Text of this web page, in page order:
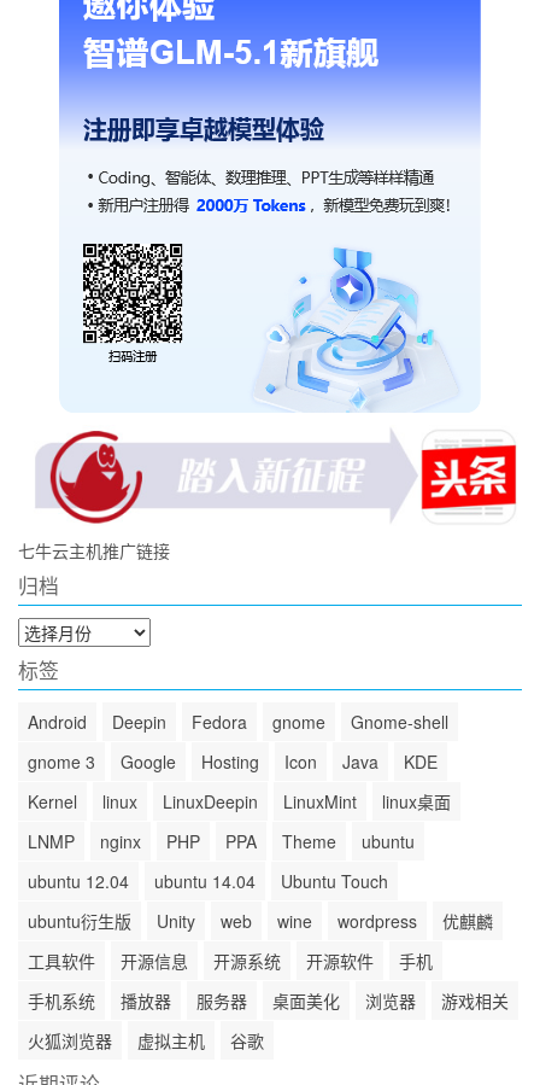
七牛云主机推广链接
归档
归
档
标签
Android Deepin Fedora gnome
Gnome-shell
gnome 3
Google Hosting Icon Java
KDE
Kernel
linux LinuxDeepin LinuxMint
linux桌面
LNMP
nginx PHP PPA Theme
ubuntu
ubuntu 12.04
ubuntu 14.04
Ubuntu Touch
ubuntu衍生版
Unity web wine wordpress
优麒麟
工具软件
开源信息 开源系统 开源软件
手机
手机系统
播放器 服务器 桌面美化 浏览器
游戏相关
火狐浏览器
虚拟主机 谷歌